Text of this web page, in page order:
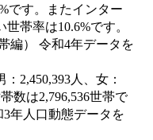
です。またインター
帯率は10.6%です。
編） 令和4年データを
2,450,393人、女：
数は2,796,536世帯で
年人口動態データを